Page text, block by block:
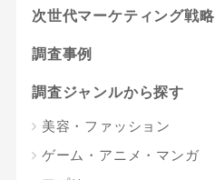
次世代マーケティング戦略
調査事例
調査ジャンルから探す
美容・ファッション
ゲーム・アニメ・マンガ